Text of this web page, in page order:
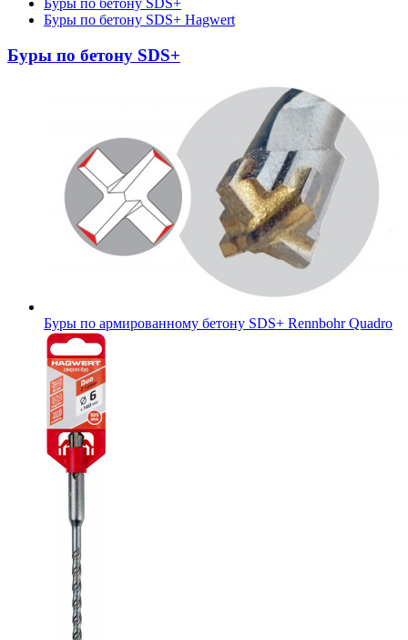
Буры по бетону SDS+
Буры по бетону SDS+ Hagwert
Буры по бетону SDS+
Буры по армированному бетону SDS+ Rennbohr Quadro